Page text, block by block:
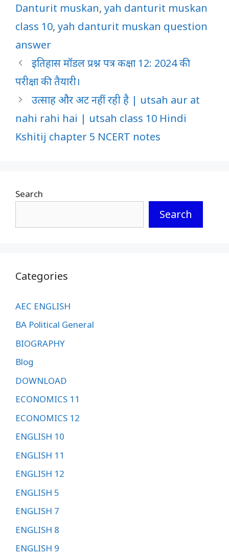
Danturit muskan, yah danturit muskan
class 10, yah danturit muskan question
answer
इतिहास मॉडल प्रश्न पत्र कक्षा 12: 2024 की
परीक्षा की तैयारी।
उत्साह और अट नहीं रही है | utsah aur at
nahi rahi hai | utsah class 10 Hindi
Kshitij chapter 5 NCERT notes
Search
Search
Categories
AEC ENGLISH
BA Political General
BIOGRAPHY
Blog
DOWNLOAD
ECONOMICS 11
ECONOMICS 12
ENGLISH 10
ENGLISH 11
ENGLISH 12
ENGLISH 5
ENGLISH 7
ENGLISH 8
ENGLISH 9